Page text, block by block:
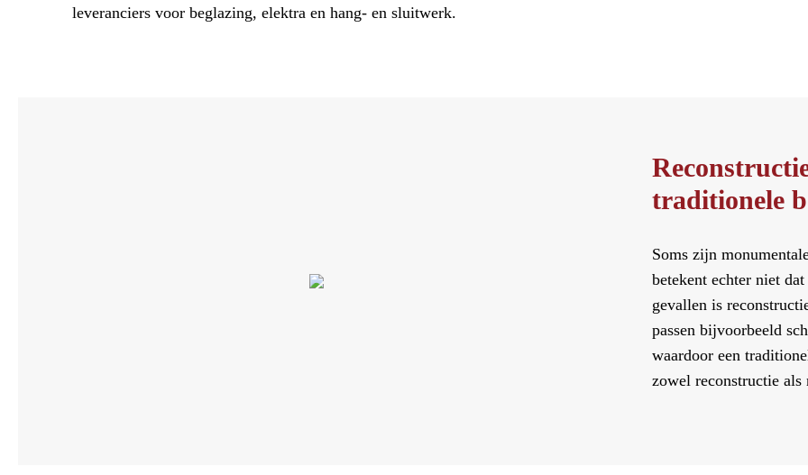
leveranciers voor beglazing, elektra en hang- en sluitwerk.
traditionele
Soms zijn
betekent echter niet
gevallen is
passen bijvoorbeeld
waardoor een
zowel reconstructie als